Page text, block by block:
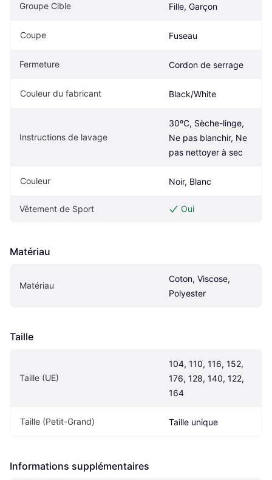
Groupe Cible Fille, Garçon
Coupe Fuseau
Fermeture Cordon de serrage
Couleur du fabricant Black/White
Instructions de lavage
30ºC, Sèche-linge,
Ne pas blanchir, Ne
pas nettoyer à sec
Couleur Noir, Blanc
Vêtement de Sport Oui
Matériau
Matériau
Coton, Viscose,
Polyester
Taille
Taille (UE)
104, 110, 116, 152,
176, 128, 140, 122,
164
Taille (Petit-Grand) Taille unique
Informations supplémentaires